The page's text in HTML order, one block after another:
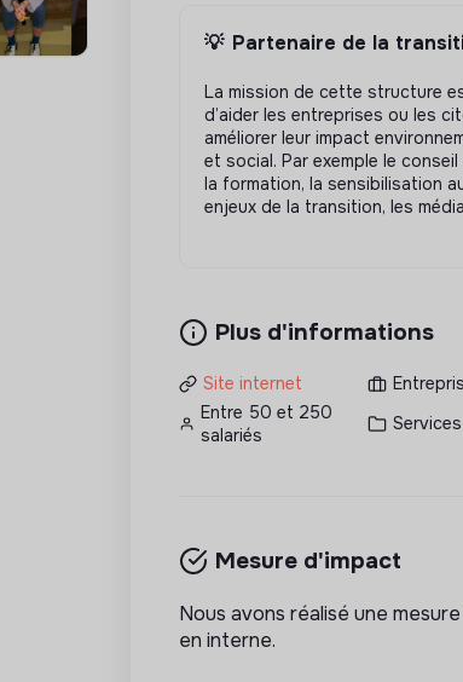
💡 Partenaire de la
La mission de cette structure
d’aider les entreprises ou les
améliorer leur impact
et social. Par exemple le conseil
la formation, la sensibilisation
enjeux de la transition, les
Plus d'informations
Site internet
Entre 50 et 250
salariés
Services
Mesure d'impact
Nous avons réalisé une mesure
en interne.